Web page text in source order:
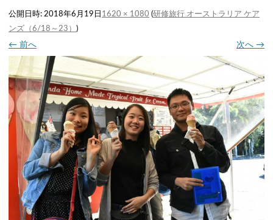
公開日時: 2018年6月19日 1620 × 1080 (研修旅行 オーストラリア ケア
ンズ（6/18～23） )
← 前へ 次へ →